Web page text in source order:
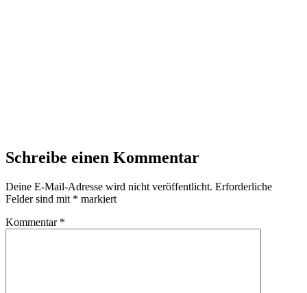
Schreibe einen Kommentar
Deine E-Mail-Adresse wird nicht veröffentlicht. Erforderliche
Felder sind mit * markiert
Kommentar *